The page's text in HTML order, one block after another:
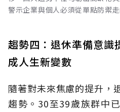
警示企業與個人必須從單點防禦
趨勢四：退休準備意識
成人生新變數
隨著對未來焦慮的提升，
趨勢。30至39歲族群中